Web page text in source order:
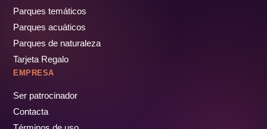
Parques temáticos
Parques acuáticos
Parques de naturaleza
Tarjeta Regalo
EMPRESA
Ser patrocinador
Contacta